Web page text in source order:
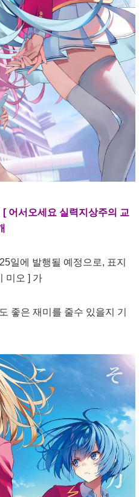
[ 어서오세요 실력지상주의 교
일에 발행될 예정으로, 표지
미오 ] 가
좋은 재미를 줄수 있을지 기